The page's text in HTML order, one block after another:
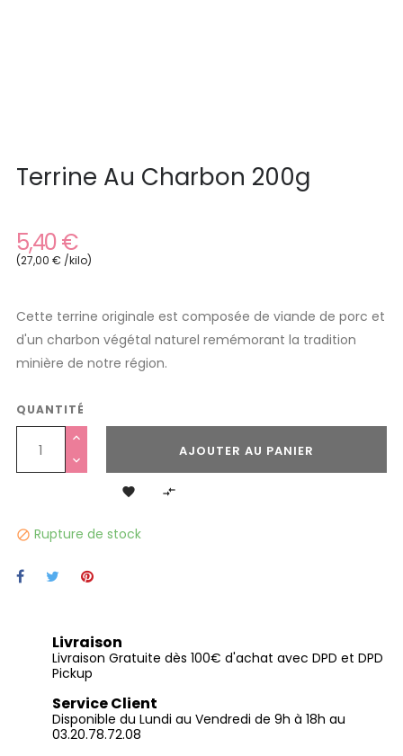
Terrine Au Charbon 200g
5,40 €
(27,00 € /kilo)
Cette terrine originale est composée de viande de porc et
d'un charbon végétal naturel remémorant la tradition
minière de notre région.
QUANTITÉ
AJOUTER AU PANIER
 
 Rupture de stock
Livraison
Livraison Gratuite dès 100€ d'achat avec DPD et DPD
Pickup
Service Client
Disponible du Lundi au Vendredi de 9h à 18h au
03.20.78.72.08